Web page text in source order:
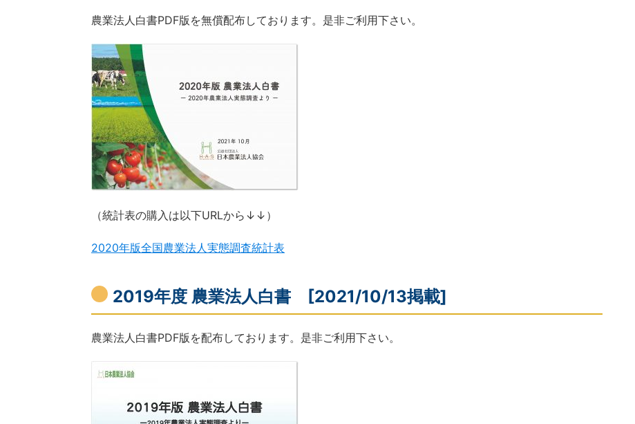
農業法人白書PDF版を無償配布しております。是非ご利用下さい。
（統計表の購入は以下URLから↓↓）
2020年版全国農業法人実態調査統計表
2019年度 農業法人白書 [2021/10/13掲載]
農業法人白書PDF版を配布しております。是非ご利用下さい。